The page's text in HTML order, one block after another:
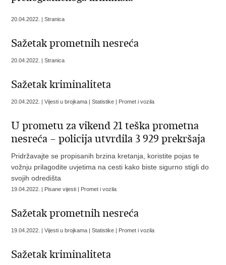
20.04.2022. | Stranica
Sažetak prometnih nesreća
20.04.2022. | Stranica
Sažetak kriminaliteta
20.04.2022. | Vijesti u brojkama | Statistike | Promet i vozila
U prometu za vikend 21 teška prometna
nesreća – policija utvrdila 3 929 prekršaja
Pridržavajte se propisanih brzina kretanja, koristite pojas te
vožnju prilagodite uvjetima na cesti kako biste sigurno stigli do
svojih odredišta
19.04.2022. | Pisane vijesti | Promet i vozila
Sažetak prometnih nesreća
19.04.2022. | Vijesti u brojkama | Statistike | Promet i vozila
Sažetak kriminaliteta